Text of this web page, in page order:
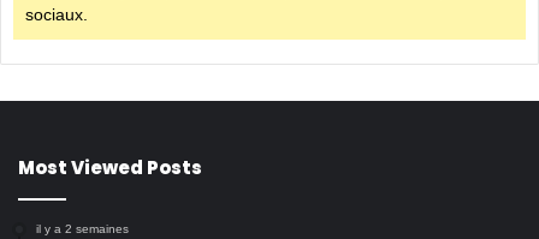
sociaux.
Most Viewed Posts
il y a 2 semaines